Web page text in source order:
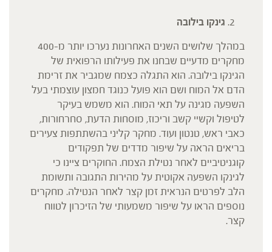
גינקו בילובה
במהלך שלושים השנים האחרונות נערכו יותר מ-400
מחקרים מדעיים שבחנו את פעילותו הרפואית של
הגינקו בילובה. הוא התגלה כצמח שמגביר את זרימת
הדם אל המוח ושם הוא פועל כנוגד חמצון עוצמתי בעל
השפעה מגינה על תאי המוח. הוא משמש בעיקר
לטיפול וקשיי קשב וריכוז, מוסחות הדעת, סחרחורות,
כאבי ראש, טנטון ועוד. מחקר קליני בהשתתפות צעירים
בריאים הראה על שיפור מדדים של תפקודים
קוגניטיביים לאחר נטילת הצמח. החוקרים ציינו כי
לגינקו השפעה אקוטית על מהירות התגובה ותשומת
הלב לפרטים הנראית זמן קצר לאחר הנטילה. מחקרים
נוספים הראו על שיפור משמעותי של הזיכרון לטווח
קצר.